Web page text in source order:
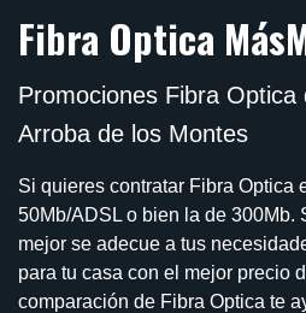
Fibra Optica
Promociones Fibra Optica
Arroba de los Montes
Si quieres contratar Fibra Optica
50Mb/ADSL o bien la de 300Mb.
mejor se adecue a tus
para tu casa con el mejor precio
comparación de Fibra Optica te